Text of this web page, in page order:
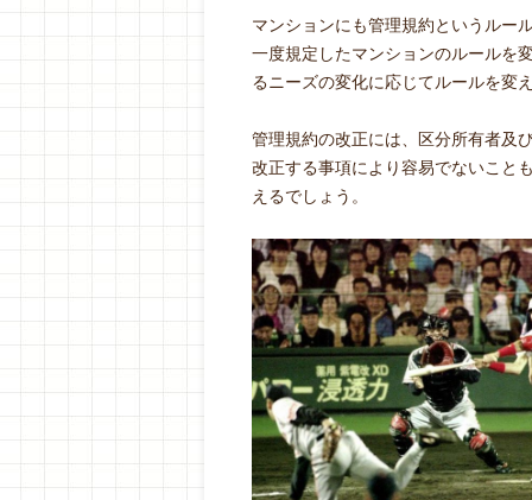
マンションにも管理規約というルー
一度規定したマンションのルールを
るニーズの変化に応じてルールを変
管理規約の改正には、区分所有者及
改正する事項により容易でないこと
えるでしょう。